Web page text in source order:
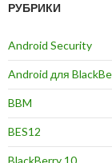
РУБРИКИ
Android Security
Android для
BBM
BES12